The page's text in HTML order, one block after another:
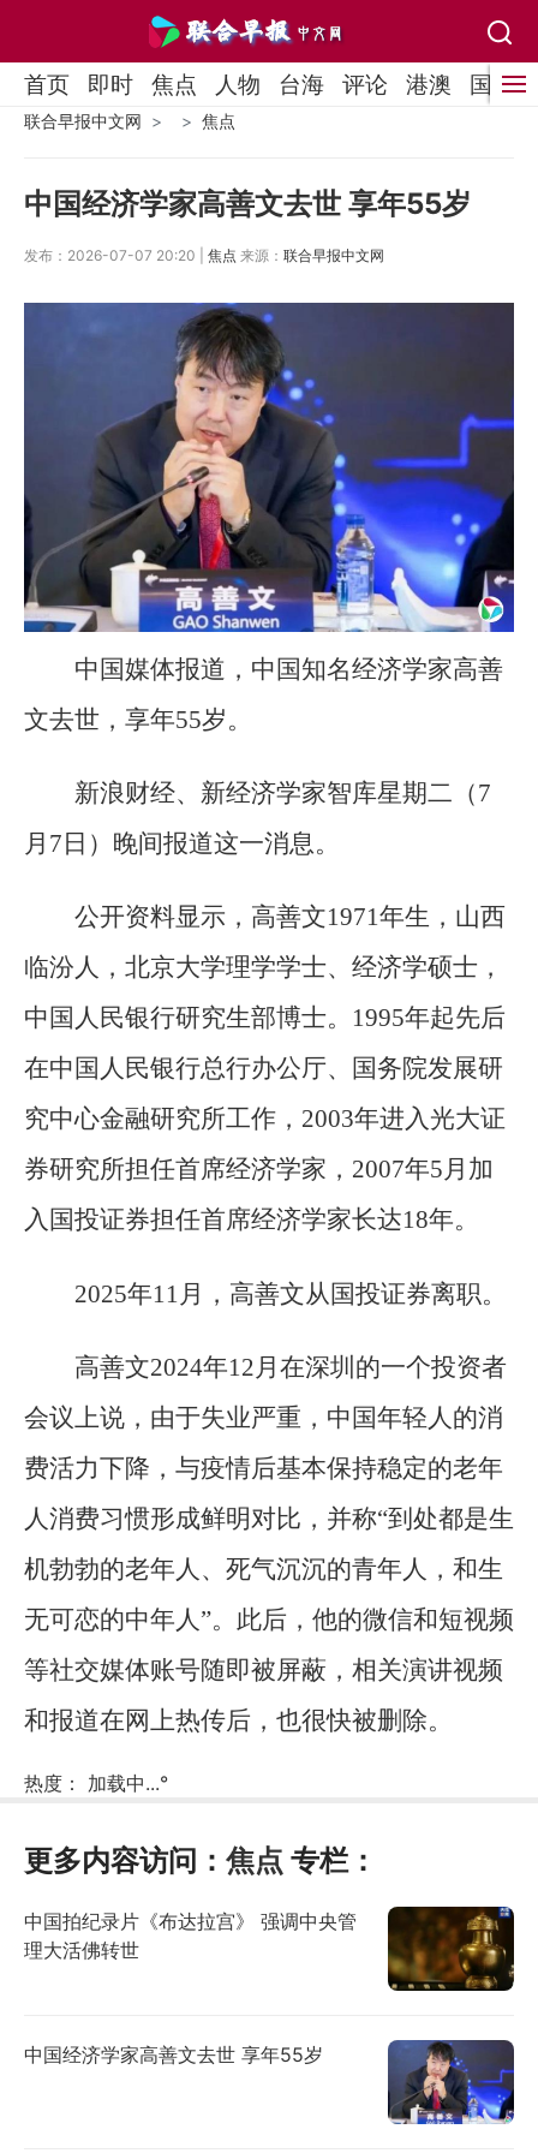
首页 即时 焦点 人物 台海 评论 港澳 国际
联合早报中文网 焦点
中国经济学家高善文去世 享年55岁
发布：2026-07-07 20:20 | 焦点 来源： 联合早报中文网
中国媒体报道，中国知名经济学家高善
文去世，享年55岁。
新浪财经、新经济学家智库星期二（7
月7日）晚间报道这一消息。
公开资料显示，高善文1971年生，山西
临汾人，北京大学理学学士、经济学硕士，
中国人民银行研究生部博士。1995年起先后
在中国人民银行总行办公厅、国务院发展研
究中心金融研究所工作，2003年进入光大证
券研究所担任首席经济学家，2007年5月加
入国投证券担任首席经济学家长达18年。
2025年11月，高善文从国投证券离职。
高善文2024年12月在深圳的一个投资者
会议上说，由于失业严重，中国年轻人的消
费活力下降，与疫情后基本保持稳定的老年
人消费习惯形成鲜明对比，并称“到处都是生
机勃勃的老年人、死气沉沉的青年人，和生
无可恋的中年人”。此后，他的微信和短视频
等社交媒体账号随即被屏蔽，相关演讲视频
和报道在网上热传后，也很快被删除。
热度： 加载中...°
更多内容访问： 焦点 专栏：
中国拍纪录片《布达拉宫》 强调中央管
理大活佛转世
中国经济学家高善文去世 享年55岁